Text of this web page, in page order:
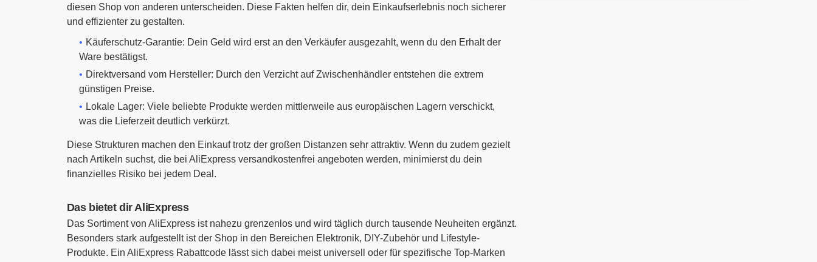
diesen Shop von anderen unterscheiden. Diese Fakten helfen dir, dein Einkaufserlebnis noch sicherer
und effizienter zu gestalten.
Käuferschutz-Garantie: Dein Geld wird erst an den Verkäufer ausgezahlt, wenn du den Erhalt der
Ware bestätigst.
Direktversand vom Hersteller: Durch den Verzicht auf Zwischenhändler entstehen die extrem
günstigen Preise.
Lokale Lager: Viele beliebte Produkte werden mittlerweile aus europäischen Lagern verschickt,
was die Lieferzeit deutlich verkürzt.
Diese Strukturen machen den Einkauf trotz der großen Distanzen sehr attraktiv. Wenn du zudem gezielt
nach Artikeln suchst, die bei AliExpress versandkostenfrei angeboten werden, minimierst du dein
finanzielles Risiko bei jedem Deal.
Das bietet dir AliExpress
Das Sortiment von AliExpress ist nahezu grenzenlos und wird täglich durch tausende Neuheiten ergänzt.
Besonders stark aufgestellt ist der Shop in den Bereichen Elektronik, DIY-Zubehör und Lifestyle-
Produkte. Ein AliExpress Rabattcode lässt sich dabei meist universell oder für spezifische Top-Marken